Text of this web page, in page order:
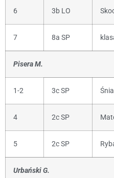
6 3b LO
7 8a SP
Pisera M.
1-2 3c SP
4 2c SP
5 2c SP
Urbański G.